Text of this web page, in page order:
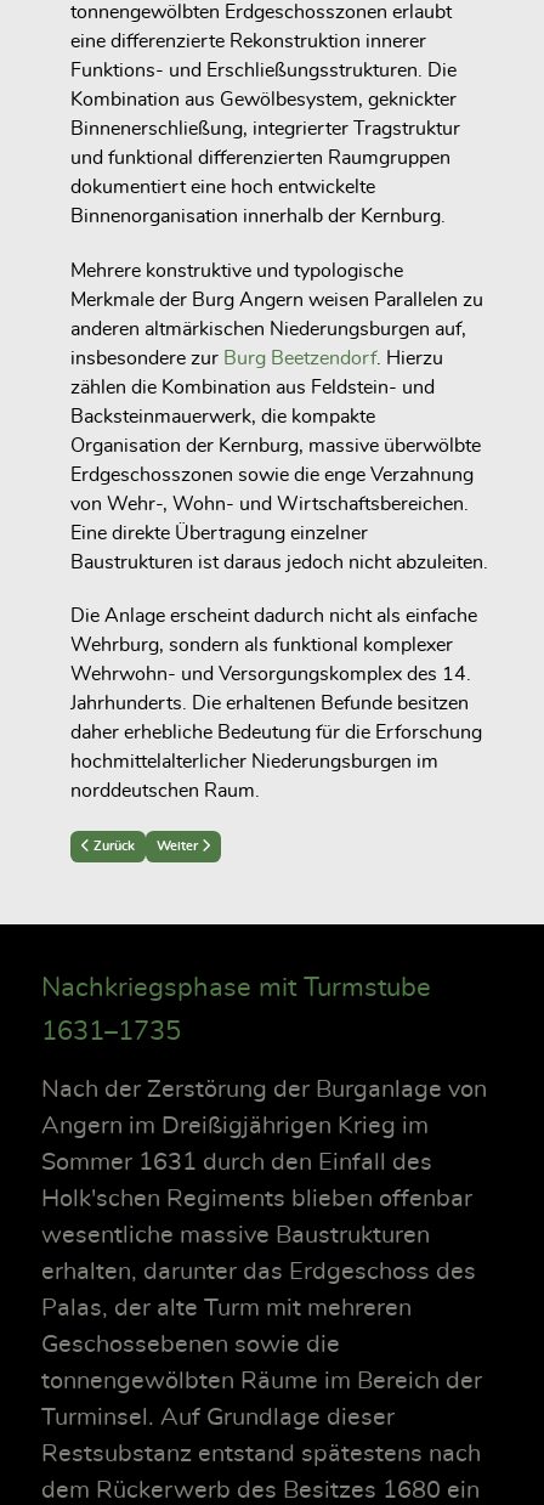
tonnengewölbten Erdgeschosszonen erlaubt
eine differenzierte Rekonstruktion innerer
Funktions- und Erschließungsstrukturen. Die
Kombination aus Gewölbesystem, geknickter
Binnenerschließung, integrierter Tragstruktur
und funktional differenzierten Raumgruppen
dokumentiert eine hoch entwickelte
Binnenorganisation innerhalb der Kernburg.
Mehrere konstruktive und typologische
Merkmale der Burg Angern weisen Parallelen zu
anderen altmärkischen Niederungsburgen auf,
insbesondere zur Burg Beetzendorf. Hierzu
zählen die Kombination aus Feldstein- und
Backsteinmauerwerk, die kompakte
Organisation der Kernburg, massive überwölbte
Erdgeschosszonen sowie die enge Verzahnung
von Wehr-, Wohn- und Wirtschaftsbereichen.
Eine direkte Übertragung einzelner
Baustrukturen ist daraus jedoch nicht abzuleiten.
Die Anlage erscheint dadurch nicht als einfache
Wehrburg, sondern als funktional komplexer
Wehrwohn- und Versorgungskomplex des 14.
Jahrhunderts. Die erhaltenen Befunde besitzen
daher erhebliche Bedeutung für die Erforschung
hochmittelalterlicher Niederungsburgen im
norddeutschen Raum.
Previous article: Quellenlage zur Burg Angern
Zurück Next article: Hauptburg: Architekturbefunde im Erdgeschoss
Weiter
Nachkriegsphase mit Turmstube
1631–1735
Nach der Zerstörung der Burganlage von
Angern im Dreißigjährigen Krieg im
Sommer 1631 durch den Einfall des
Holk'schen Regiments blieben offenbar
wesentliche massive Baustrukturen
erhalten, darunter das Erdgeschoss des
Palas, der alte Turm mit mehreren
Geschossebenen sowie die
tonnengewölbten Räume im Bereich der
Turminsel. Auf Grundlage dieser
Restsubstanz entstand spätestens nach
dem Rückerwerb des Besitzes 1680 ein